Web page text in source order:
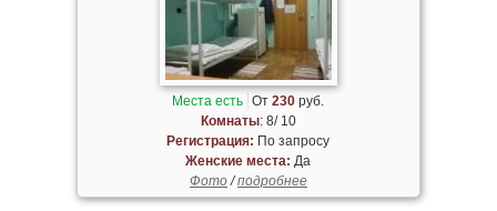
Места есть От230 руб.
Комнаты: 8/ 10
Регистрация: По запросу
Женские места: Да
Фото/подробнее